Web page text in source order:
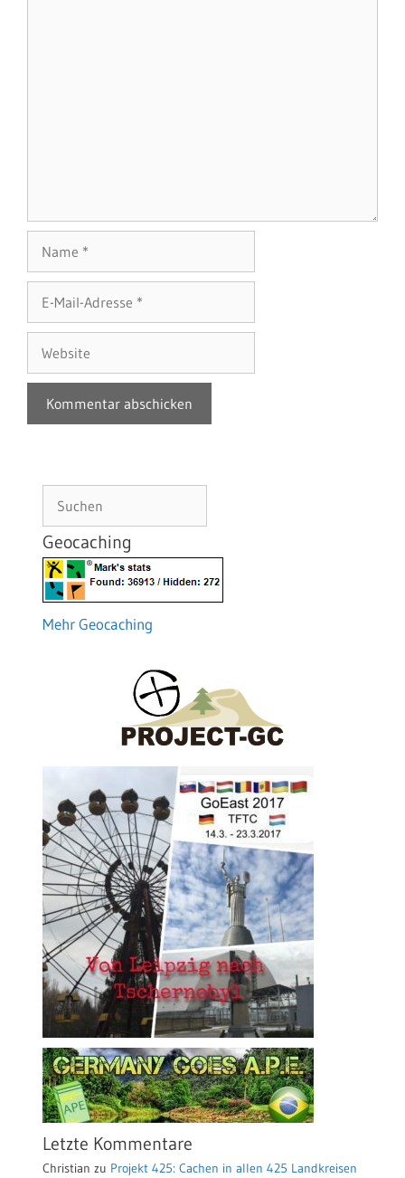
Mail-
Adresse
Geocaching
Mehr Geocaching
Letzte Kommentare
Christian zu Projekt 425: Cachen in allen 425 Landkreisen